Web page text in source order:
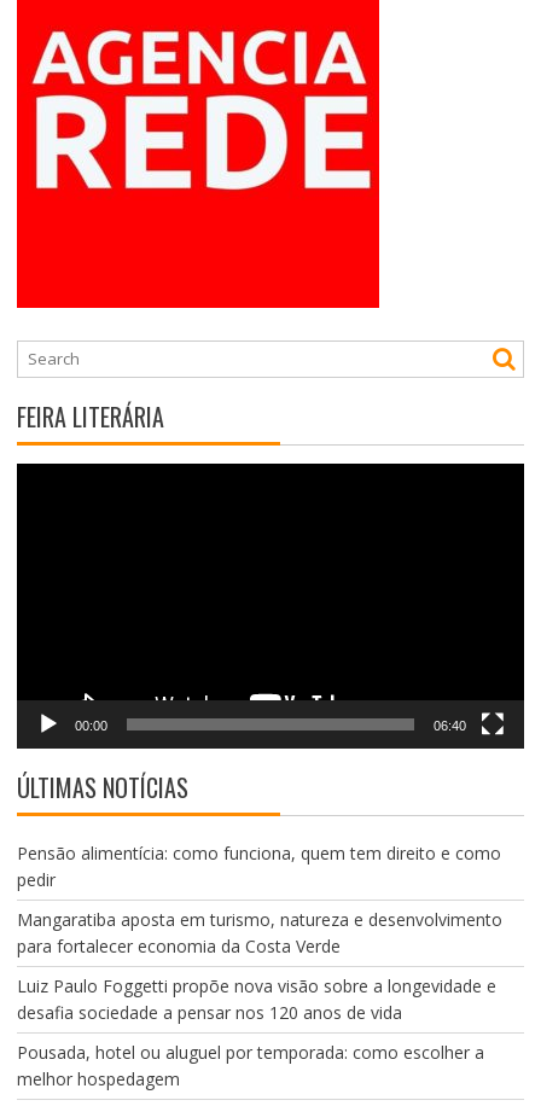
FEIRA LITERÁRIA
00:00 06:40
ÚLTIMAS NOTÍCIAS
Pensão alimentícia: como funciona, quem tem direito e como
pedir
Mangaratiba aposta em turismo, natureza e desenvolvimento
para fortalecer economia da Costa Verde
Luiz Paulo Foggetti propõe nova visão sobre a longevidade e
desafia sociedade a pensar nos 120 anos de vida
Pousada, hotel ou aluguel por temporada: como escolher a
melhor hospedagem